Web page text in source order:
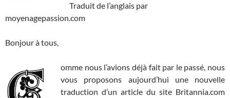
Traduit de l’anglais par
moyenagepassion.com
Bonjour à tous,
omme nous l’avions déjà fait par le passé, nous
vous proposons aujourd’hui une nouvelle
traduction d’un article du site Britannia.com